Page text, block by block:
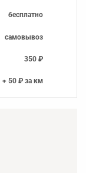
бесплатно
самовывоз
350 ₽
+ 50 ₽ за км